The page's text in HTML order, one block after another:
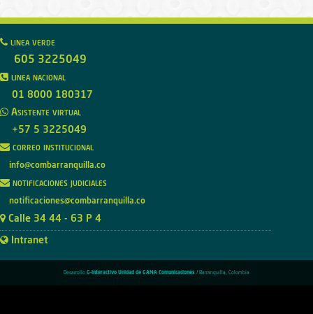
linea verde
605 3225049
linea nacional
01 8000 180317
Asistente virtual
+57 5 3225049
correo institucional
info@combarranquilla.co
notificaciones judiciales
notificaciones@combarranquilla.co
Calle 34 44 - 63 P 4
Intranet
Desarrollo G-Interactivo Unidad de GAMA Comunicaciones / Barranquilla, Colombia